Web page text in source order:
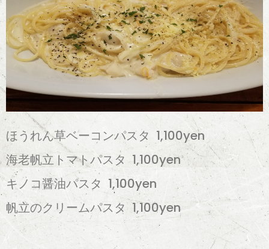
ほうれん草ベーコンパスタ 1,100yen
海老帆立トマトパスタ 1,100yen
キノコ醤油パスタ 1,100yen
帆立のクリームパスタ 1,100yen